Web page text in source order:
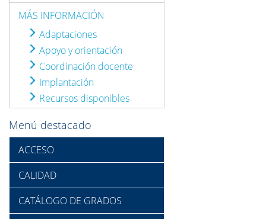
MÁS INFORMACIÓN
Adaptaciones
Apoyo y orientación
Coordinación docente
Implantación
Recursos disponibles
Menú destacado
ACCESO
CALIDAD
CATÁLOGO DE GRADOS